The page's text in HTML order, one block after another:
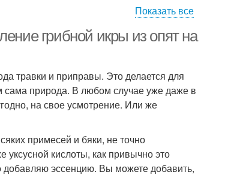
Показать все
грибной икры из опят на
травки и приправы. Это делается для
сама природа. В любом случае уже даже в
на свое усмотрение. Или же
примесей и бяки, не точно
кислоты, как привычно это
добавляю эссенцию. Вы можете добавить,